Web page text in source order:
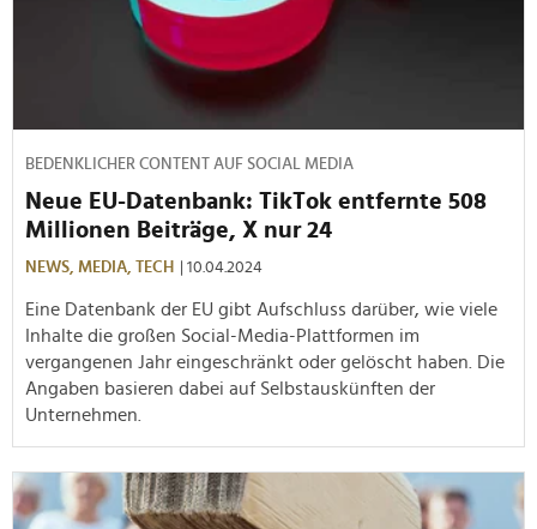
BEDENKLICHER CONTENT AUF SOCIAL MEDIA
Neue EU-Datenbank: TikTok entfernte 508
Millionen Beiträge, X nur 24
NEWS, MEDIA, TECH | 10.04.2024
Eine Datenbank der EU gibt Aufschluss darüber, wie viele
Inhalte die großen Social-Media-Plattformen im
vergangenen Jahr eingeschränkt oder gelöscht haben. Die
Angaben basieren dabei auf Selbstauskünften der
Unternehmen.